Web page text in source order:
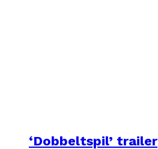
‘Dobbeltspil’ trailer